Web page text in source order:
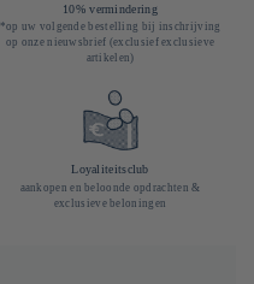
10% vermindering
*op uw volgende bestelling bij inschrijving
op onze nieuwsbrief (exclusief exclusieve
artikelen)
Loyaliteitsclub
aankopen en beloonde opdrachten &
exclusieve beloningen